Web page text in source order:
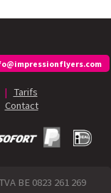
|
Tarifs
Contact
BE 0823 261 269